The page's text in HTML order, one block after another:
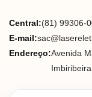
Central:(81) 99306-
E-mail:
Endereço:Avenida